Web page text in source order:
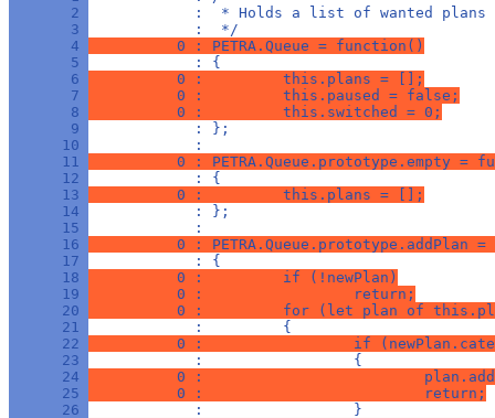
       2
:  * Holds a list of wanted plans
       3
            :  */
       4
          0 : PETRA.Queue = function()
       5
            : {
       6
          0 :         this.plans = [];
       7
          0 :         this.paused = false;
       8
          0 :         this.switched = 0;
       9
            : };
      10
            :
      11
0 : PETRA.Queue.prototype.empty =
      12
            : {
      13
          0 :         this.plans = [];
      14
            : };
      15
            :
      16
0 : PETRA.Queue.prototype.addPlan =
      17
            : {
      18
          0 :         if (!newPlan)
      19
          0 :                 return;
      20
0 :         for (let plan of
      21
            :         {
      22
0 :                 if
      23
            :                 {
      24
0 :
      25
          0 :                         return;
      26
            :                 }